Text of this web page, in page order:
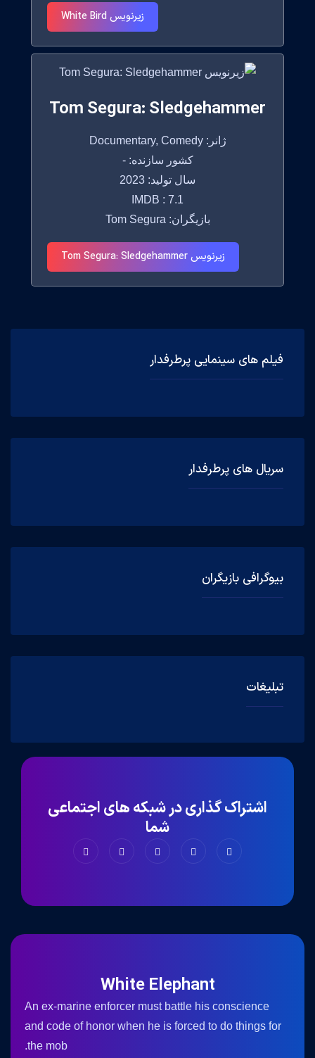
فیلم های سینمایی پرطرفدار
سریال های پرطرفدار
بیوگرافی بازیگران
تبلیغات
زیرنویس White Bird
Tom Segura: Sledgehammer
ژانر: Documentary, Comedy
کشور سازنده: -
سال تولید: 2023
IMDB : 7.1
بازیگران: Tom Segura
زیرنویس Tom Segura: Sledgehammer
اشتراک گذاری در شبکه های اجتماعی
شما
White Elephant
An ex-marine enforcer must battle his conscience
and code of honor when he is forced to do things for
the mob.